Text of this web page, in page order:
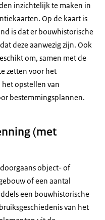
inzichtelijk te maken in
Op de kaart is
is dat er bouwhistorische
deze aanwezig zijn. Ook
om, samen met de
zetten voor het
opstellen van
bestemmingsplannen.
(met
object- of
of een aantal
een bouwhistorische
van het